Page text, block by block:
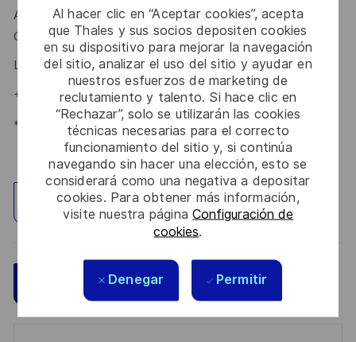
Al hacer clic en “Aceptar cookies”, acepta
que Thales y sus socios depositen cookies
en su dispositivo para mejorar la navegación
del sitio, analizar el uso del sitio y ayudar en
nuestros esfuerzos de marketing de
reclutamiento y talento. Si hace clic en
“Rechazar”, solo se utilizarán las cookies
técnicas necesarias para el correcto
funcionamiento del sitio y, si continúa
navegando sin hacer una elección, esto se
considerará como una negativa a depositar
cookies. Para obtener más información,
visite nuestra páginaConfiguración de
cookies.
Denegar Permitir
AnsprechpartnerinLena Nagelfreut sich schon auf Deine
Online-Bewerbung über unserKarriereportal.
Lena Nagel – Talent Acquisition Partnerin #LI-LN1
+49715630210209
*Human Intelligence
Explorar ubicación
Aplicar ahora Guardar